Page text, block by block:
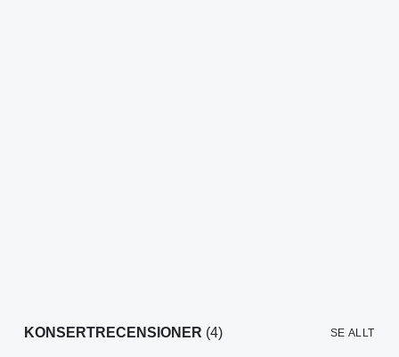
KONSERTRECENSIONER (4) SE ALLT